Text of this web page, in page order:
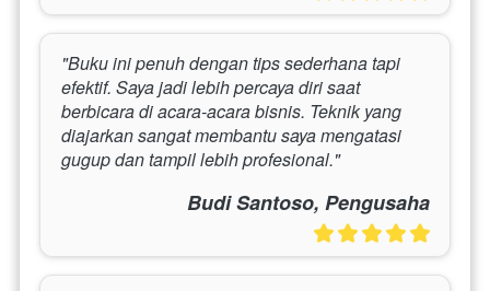
"Buku ini penuh dengan tips sederhana tapi
efektif. Saya jadi lebih percaya diri saat
berbicara di acara-acara bisnis. Teknik yang
diajarkan sangat membantu saya mengatasi
gugup dan tampil lebih profesional."
Budi Santoso, Pengusaha